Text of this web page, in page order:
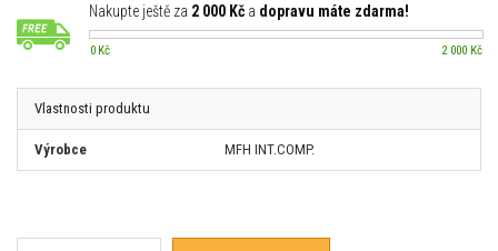
Nakupte ještě za 2 000 Kč a dopravu máte zdarma!
0 Kč 2 000 Kč
Vlastnosti produktu
Výrobce MFH INT.COMP.